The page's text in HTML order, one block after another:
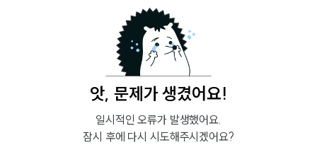
앗, 문제가 생겼어요!
일시적인 오류가 발생했어요.
잠시 후에 다시 시도해주시겠어요?